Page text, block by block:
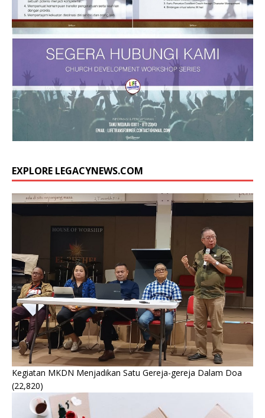
EXPLORE LEGACYNEWS.COM
Kegiatan MKDN Menjadikan Satu Gereja-gereja Dalam Doa
(22,820)